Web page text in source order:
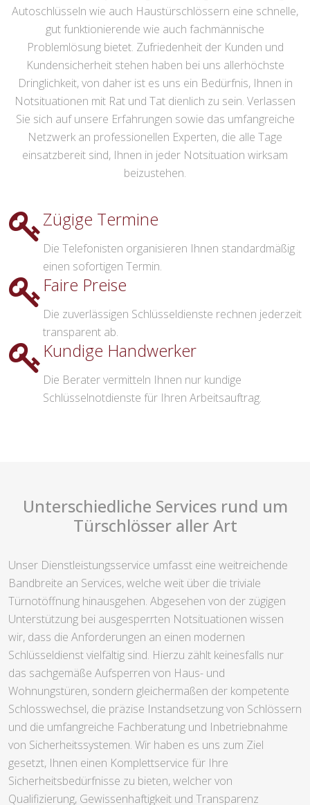
Autoschlüsseln wie auch Haustürschlössern eine schnelle,
gut funktionierende wie auch fachmännische
Problemlösung bietet. Zufriedenheit der Kunden und
Kundensicherheit stehen haben bei uns allerhöchste
Dringlichkeit, von daher ist es uns ein Bedürfnis, Ihnen in
Notsituationen mit Rat und Tat dienlich zu sein. Verlassen
Sie sich auf unsere Erfahrungen sowie das umfangreiche
Netzwerk an professionellen Experten, die alle Tage
einsatzbereit sind, Ihnen in jeder Notsituation wirksam
beizustehen.
Zügige Termine
Die Telefonisten organisieren Ihnen standardmäßig
einen sofortigen Termin.
Faire Preise
Die zuverlässigen Schlüsseldienste rechnen jederzeit
transparent ab.
Kundige Handwerker
Die Berater vermitteln Ihnen nur kundige
Schlüsselnotdienste für Ihren Arbeitsauftrag.
Unterschiedliche Services rund um
Türschlösser aller Art
Unser Dienstleistungsservice umfasst eine weitreichende
Bandbreite an Services, welche weit über die triviale
Türnotöffnung hinausgehen. Abgesehen von der zügigen
Unterstützung bei ausgesperrten Notsituationen wissen
wir, dass die Anforderungen an einen modernen
Schlüsseldienst vielfältig sind. Hierzu zählt keinesfalls nur
das sachgemäße Aufsperren von Haus- und
Wohnungstüren, sondern gleichermaßen der kompetente
Schlosswechsel, die präzise Instandsetzung von Schlössern
und die umfangreiche Fachberatung und Inbetriebnahme
von Sicherheitssystemen. Wir haben es uns zum Ziel
gesetzt, Ihnen einen Komplettservice für Ihre
Sicherheitsbedürfnisse zu bieten, welcher von
Qualifizierung, Gewissenhaftigkeit und Transparenz